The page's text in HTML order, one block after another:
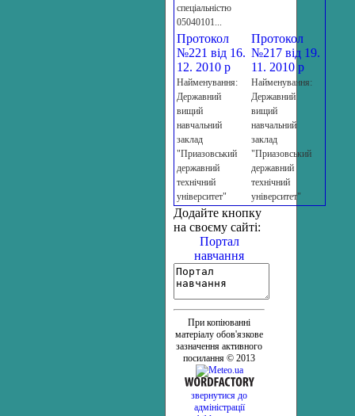
спеціальністю
05040101...
Протокол
№221 від 16.
12. 2010 р
Найменування:
Державний
вищий
навчальний
заклад
"Приазовський
державний
технічний
університет"
Протокол
№217 від 19.
11. 2010 р
Найменування:
Державний
вищий
навчальний
заклад
"Приазовський
державний
технічний
університет"
Додайте кнопку
на своєму сайті:
Портал
навчання
При копіюванні
матеріалу обов'язкове
зазначення активного
посилання © 2013
звернутися до
адміністрації